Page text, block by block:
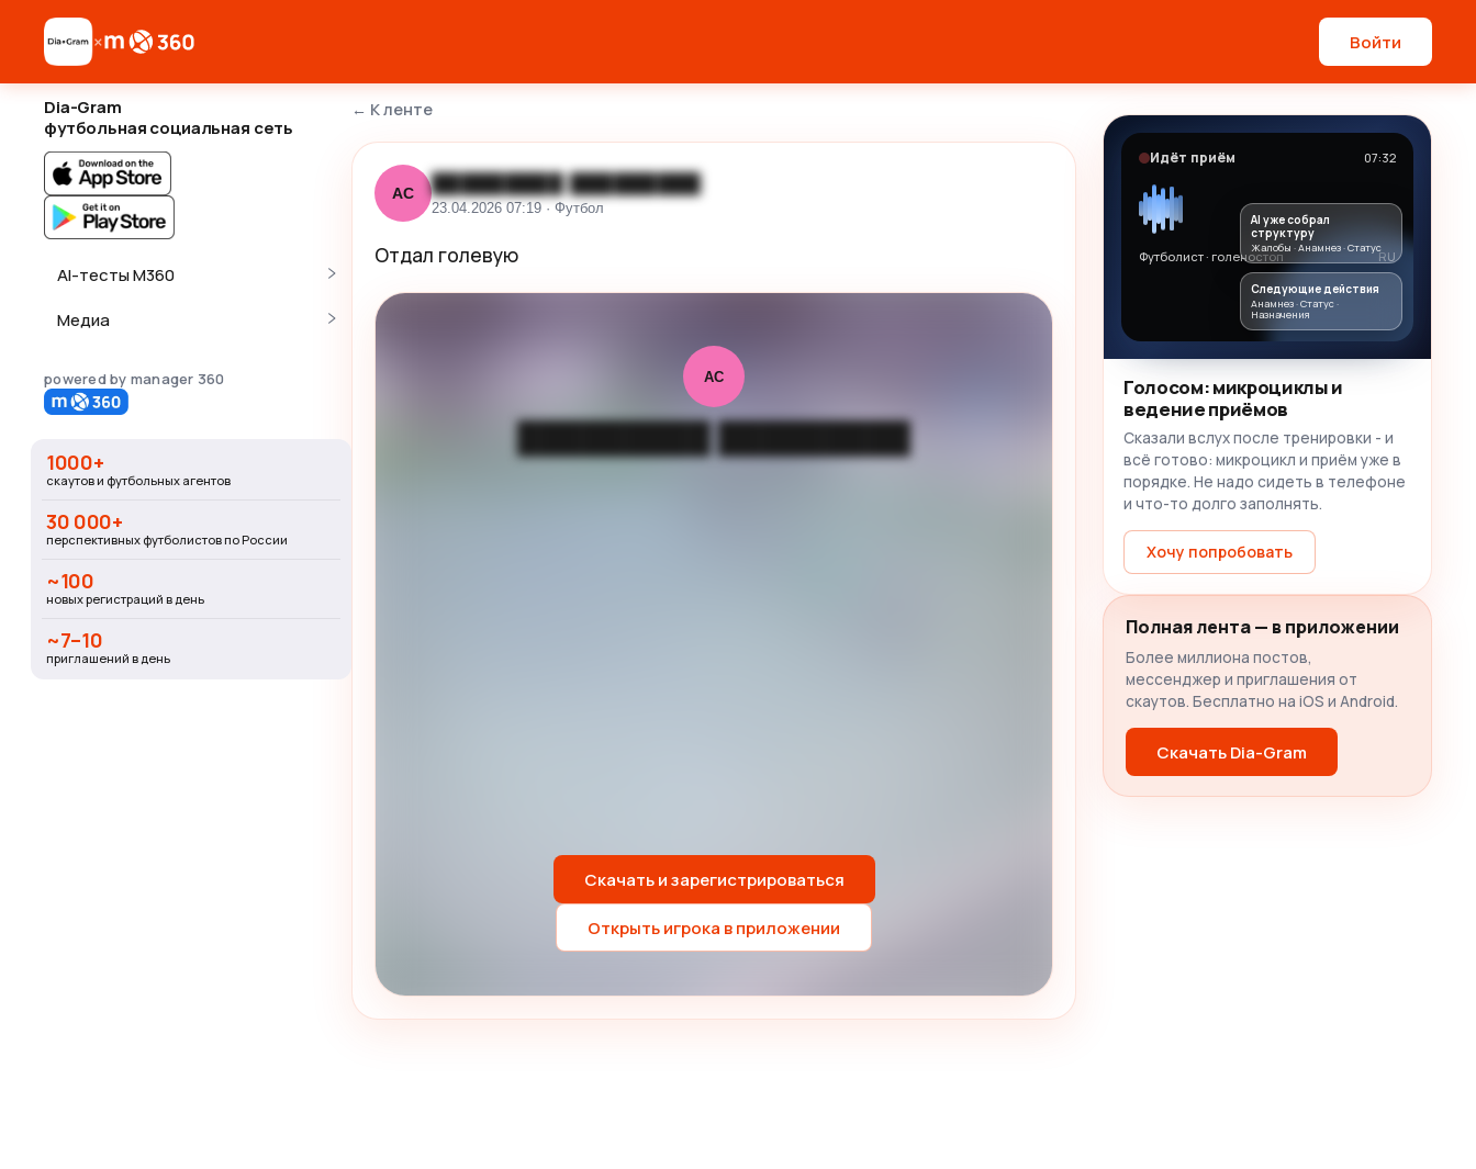
× Войти
Dia-Gram
футбольная социальная сеть
AI-тесты M360
Медиа
powered by manager 360
1000+
скаутов и футбольных агентов
30 000+
перспективных футболистов по России
~100
новых регистраций в день
~7–10
приглашений в день
← К ленте
АС █████████ █████████
23.04.2026 07:19 · Футбол
Отдал голевую
АС
█████████ █████████
Скачать и зарегистрироваться
Открыть игрока в приложении
Идёт приём 07:32
Футболист · голеностоп RU
AI уже собрал
структуру
Жалобы · Анамнез · Статус
Следующие действия
Анамнез · Статус ·
Назначения
Голосом: микроциклы и
ведение приёмов
Сказали вслух после тренировки - и
всё готово: микроцикл и приём уже в
порядке. Не надо сидеть в телефоне
и что-то долго заполнять.
Хочу попробовать
Полная лента — в приложении
Более миллиона постов,
мессенджер и приглашения от
скаутов. Бесплатно на iOS и Android.
Скачать Dia-Gram